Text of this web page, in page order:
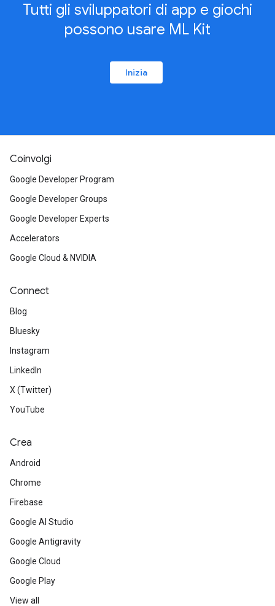
Tutti gli sviluppatori di app e giochi
possono usare ML Kit
Inizia
Coinvolgi
Google Developer Program
Google Developer Groups
Google Developer Experts
Accelerators
Google Cloud & NVIDIA
Connect
Blog
Bluesky
Instagram
LinkedIn
X (Twitter)
YouTube
Crea
Android
Chrome
Firebase
Google AI Studio
Google Antigravity
Google Cloud
Google Play
View all